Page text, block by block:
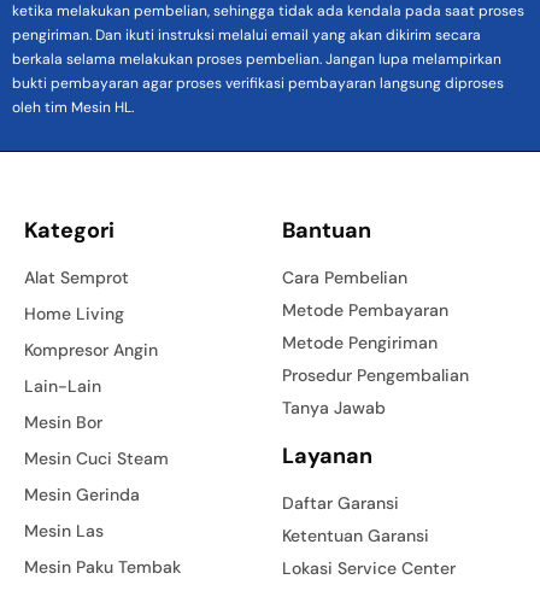
ketika melakukan pembelian, sehingga tidak ada kendala pada saat proses
pengiriman. Dan ikuti instruksi melalui email yang akan dikirim secara
berkala selama melakukan proses pembelian. Jangan lupa melampirkan
bukti pembayaran agar proses verifikasi pembayaran langsung diproses
oleh tim Mesin HL.
Kategori
Alat Semprot
Home Living
Kompresor Angin
Lain-Lain
Mesin Bor
Mesin Cuci Steam
Mesin Gerinda
Mesin Las
Mesin Paku Tembak
Bantuan
Cara Pembelian
Metode Pembayaran
Metode Pengiriman
Prosedur Pengembalian
Tanya Jawab
Layanan
Daftar Garansi
Ketentuan Garansi
Lokasi Service Center